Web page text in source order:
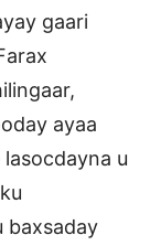
gaari
ayaa
u
baxsaday